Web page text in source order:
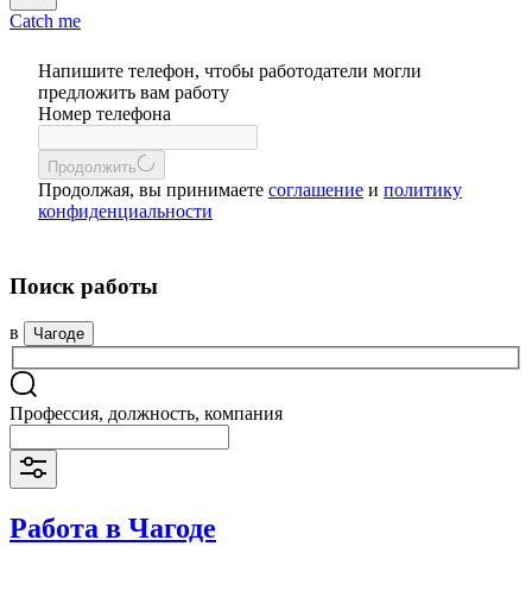
Catch me
Напишите телефон, чтобы работодатели могли
предложить вам работу
Номер телефона
Продолжить
Продолжая, вы принимаете соглашение и политику
конфиденциальности
Поиск работы
в Чагоде
Профессия, должность, компания
Работа в Чагоде